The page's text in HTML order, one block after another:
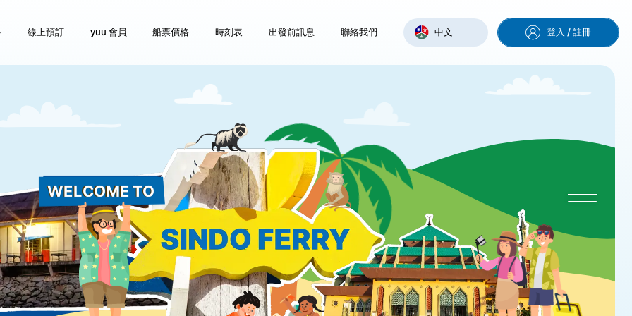
線上預訂 yuu 會員 船票價格 時刻表 出發前訊息 聯絡我們 中文 登入 / 註冊